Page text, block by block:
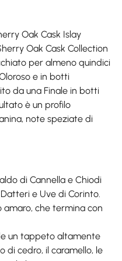
Oak Cask Islay
Oak Cask Collection
per almeno quindici
e in botti
da una Finale in botti
è un profilo
note speziate di
di Cannella e Chiodi
e Uve di Corinto.
amaro, che termina con
un tappeto altamente
di cedro, il caramello, le